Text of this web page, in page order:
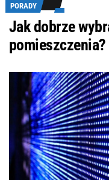
PORADY
Jak dobrze
pomieszczenia?